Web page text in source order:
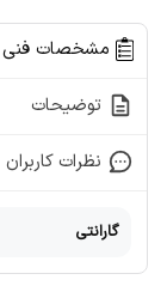
مشخصات فنی
توضیحات
نظرات کاربران
گارانتی